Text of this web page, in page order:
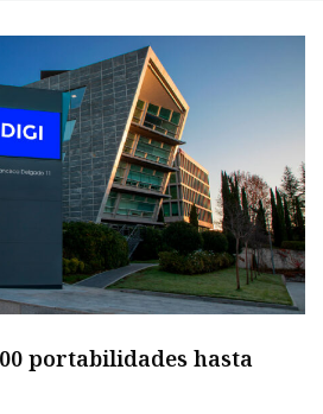
portabilidades hasta